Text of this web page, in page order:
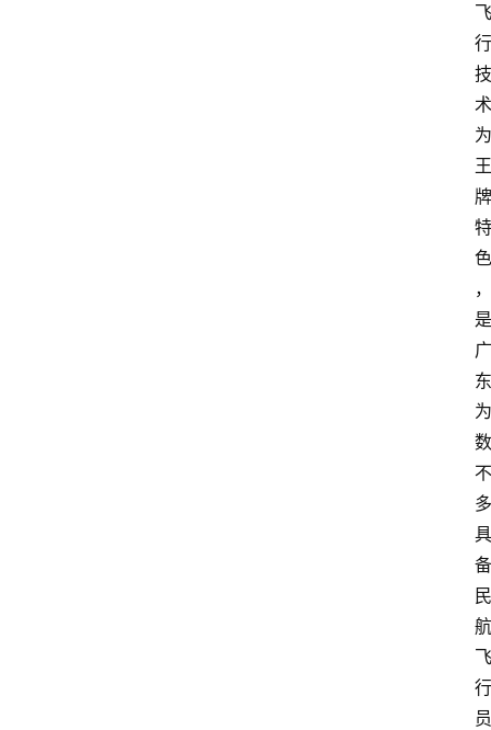
飞
行
技
术
为
王
牌
特
色
，
是
广
东
为
数
不
多
具
备
民
航
飞
行
员